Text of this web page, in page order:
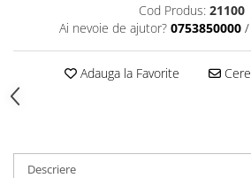
Cod Produs: 21100
Ai nevoie de ajutor? 0753850000 /
Adauga la Favorite
Descriere